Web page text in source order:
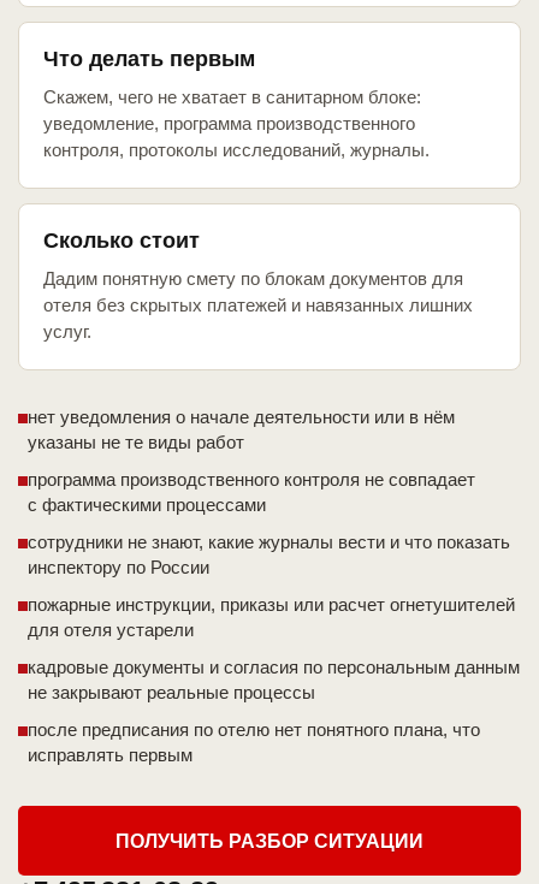
Что делать первым
Скажем, чего не хватает в санитарном блоке:
уведомление, программа производственного
контроля, протоколы исследований, журналы.
Сколько стоит
Дадим понятную смету по блокам документов для
отеля без скрытых платежей и навязанных лишних
услуг.
нет уведомления о начале деятельности или в нём
указаны не те виды работ
программа производственного контроля не совпадает
с фактическими процессами
сотрудники не знают, какие журналы вести и что показать
инспектору по России
пожарные инструкции, приказы или расчет огнетушителей
для отеля устарели
кадровые документы и согласия по персональным данным
не закрывают реальные процессы
после предписания по отелю нет понятного плана, что
исправлять первым
ПОЛУЧИТЬ РАЗБОР СИТУАЦИИ